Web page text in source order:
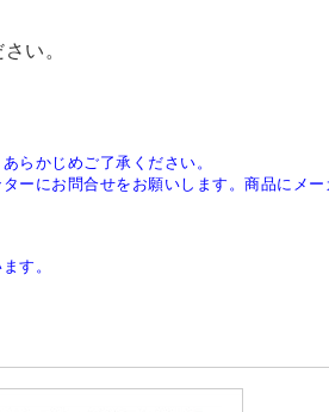
い。
らかじめご了承ください。
ーにお問合せをお願いします。商品にメ
す。